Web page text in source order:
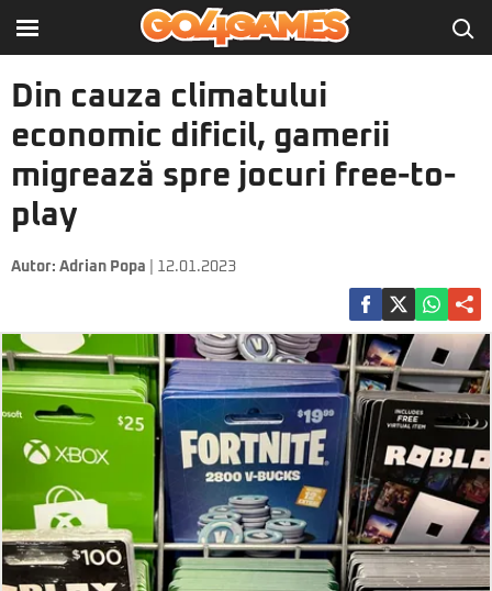
Din cauza climatului
economic dificil, gamerii
migrează spre jocuri free-to-
play
Autor: Adrian Popa | 12.01.2023